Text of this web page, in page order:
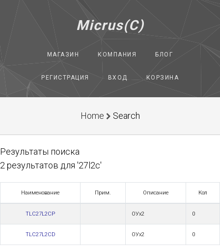
Micrus(C)
МАГАЗИН КОМПАНИЯ БЛОГ
РЕГИСТРАЦИЯ ВХОД КОРЗИНА
Home Search
Результаты поиска
2 результатов для '27l2c'
Наименование Прим. Описание Кол
TLC27L2CP ОУх2 0
TLC27L2CD ОУх2 0